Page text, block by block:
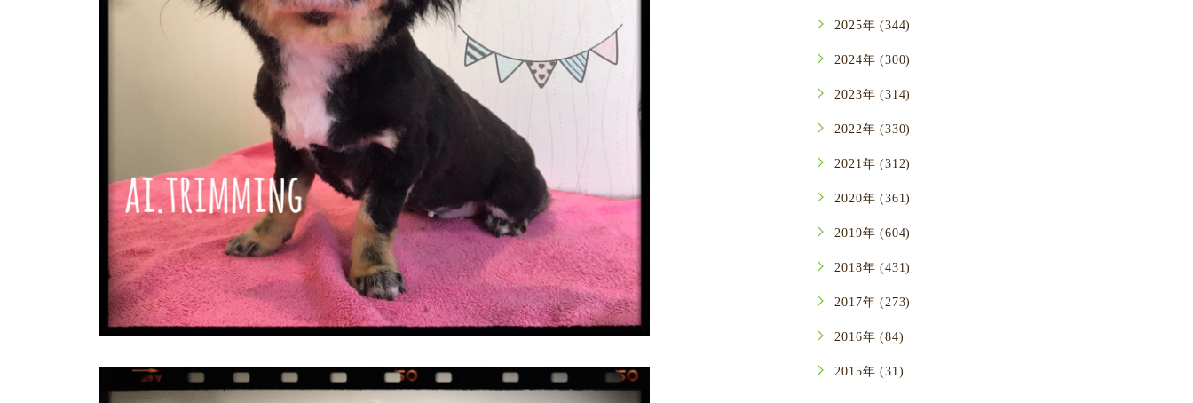
2025年 (344)
2024年 (300)
2023年 (314)
2022年 (330)
2021年 (312)
2020年 (361)
2019年 (604)
2018年 (431)
2017年 (273)
2016年 (84)
2015年 (31)